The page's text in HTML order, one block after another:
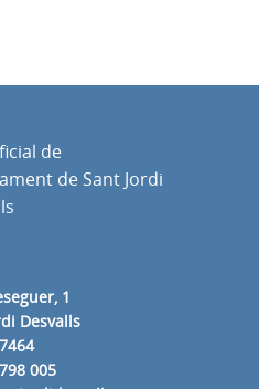
1
Desvalls
005
de
de Sant Jordi